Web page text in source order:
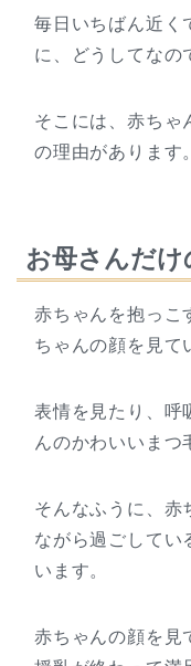
毎日いちばん近く
に、どうしてなの
そこには、赤ちゃ
の理由があります。
お母さんだけ
赤ちゃんを抱っこ
ちゃんの顔を見て
表情を見たり、呼
んのかわいいまつ
そんなふうに、赤
ながら過ごしてい
います。
赤ちゃんの顔を見